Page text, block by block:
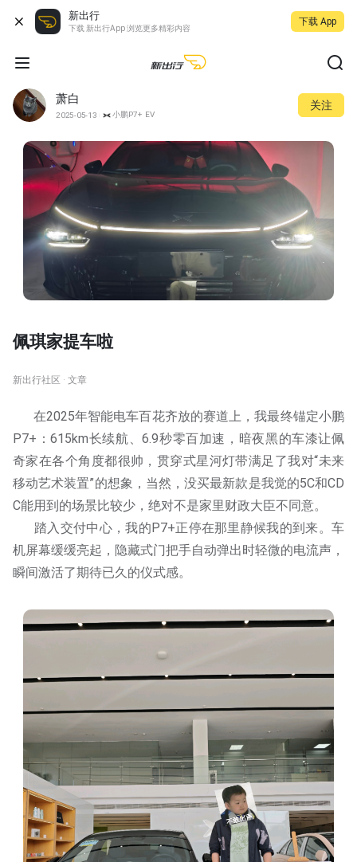
新出行
下载 新出行App 浏览更多精彩内容
下载 App
萧白
2025-05-13 小鹏P7+ EV
关注
佩琪家提车啦
新出行社区 · 文章
在2025年智能电车百花齐放的赛道上，我最终锚定小鹏
P7+：615km长续航、6.9秒零百加速，暗夜黑的车漆让佩
奇家在各个角度都很帅，贯穿式星河灯带满足了我对“未来
移动艺术装置”的想象，当然，没买最新款是我觉的5C和CD
C能用到的场景比较少，绝对不是家里财政大臣不同意。
踏入交付中心，我的P7+正停在那里静候我的到来。车
机屏幕缓缓亮起，隐藏式门把手自动弹出时轻微的电流声，
瞬间激活了期待已久的仪式感。